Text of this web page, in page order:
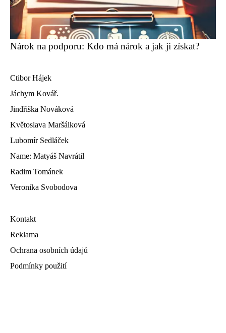
Nárok na podporu: Kdo má nárok a jak ji získat?
Ctibor Hájek
Jáchym Kovář.
Jindřiška Nováková
Květoslava Maršálková
Lubomír Sedláček
Name: Matyáš Navrátil
Radim Tománek
Veronika Svobodova
Kontakt
Reklama
Ochrana osobních údajů
Podmínky použití